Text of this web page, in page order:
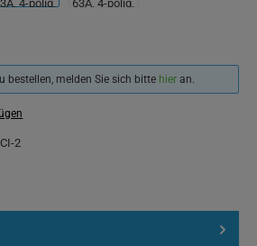
bestellen, melden Sie sich bitte hier an.
2